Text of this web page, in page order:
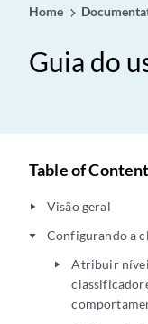
Home
Guia do
Table of
play_arrow Visão geral
play_arrow Configurando a
play_arrow
Atribuir